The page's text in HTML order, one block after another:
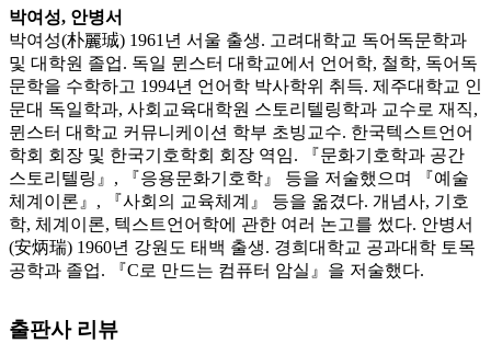
박여성, 안병서
박여성(朴麗珹) 1961년 서울 출생. 고려대학교 독어독문학과
및 대학원 졸업. 독일 뮌스터 대학교에서 언어학, 철학, 독어독
문학을 수학하고 1994년 언어학 박사학위 취득. 제주대학교 인
문대 독일학과, 사회교육대학원 스토리텔링학과 교수로 재직,
뮌스터 대학교 커뮤니케이션 학부 초빙교수. 한국텍스트언어
학회 회장 및 한국기호학회 회장 역임. 『문화기호학과 공간
스토리텔링』, 『응용문화기호학』 등을 저술했으며 『예술
체계이론』, 『사회의 교육체계』 등을 옮겼다. 개념사, 기호
학, 체계이론, 텍스트언어학에 관한 여러 논고를 썼다. 안병서
(安炳瑞) 1960년 강원도 태백 출생. 경희대학교 공과대학 토목
공학과 졸업. 『C로 만드는 컴퓨터 암실』을 저술했다.
출판사 리뷰